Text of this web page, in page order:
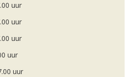
uur
uur
uur
uur
uur